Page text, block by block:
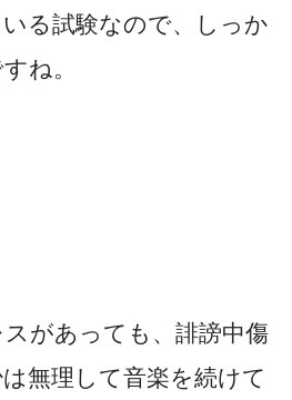
る試験なので、しっか
ね。
があっても、誹謗中傷
無理して音楽を続けて